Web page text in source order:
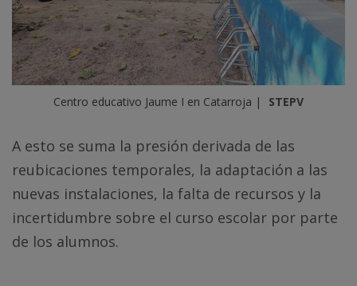
Centro educativo Jaume I en Catarroja | STEPV
A esto se suma la presión derivada de las
reubicaciones temporales, la adaptación a las
nuevas instalaciones, la falta de recursos y la
incertidumbre sobre el curso escolar por parte
de los alumnos.